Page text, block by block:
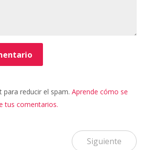
para reducir el spam. Aprende cómo se
tus comentarios.
Siguiente